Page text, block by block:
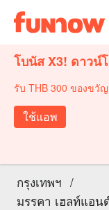
โบนัส X3! ดาวน์
รับ THB 300 ของขวั
ใช้แอพ
กรุงเทพฯ /
มรรคา เฮลท์แอ